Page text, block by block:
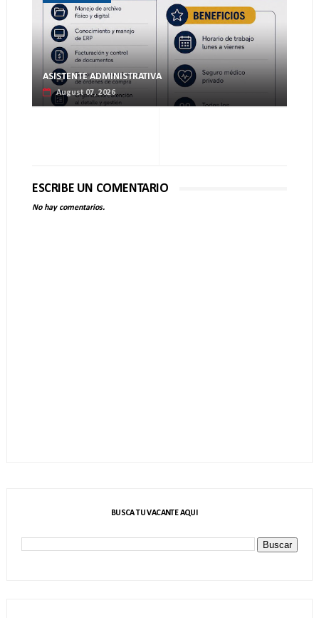
ASISTENTE ADMINISTRATIVA
August 07, 2026
ESCRIBE UN COMENTARIO
No hay comentarios.
BUSCA TU VACANTE AQUI